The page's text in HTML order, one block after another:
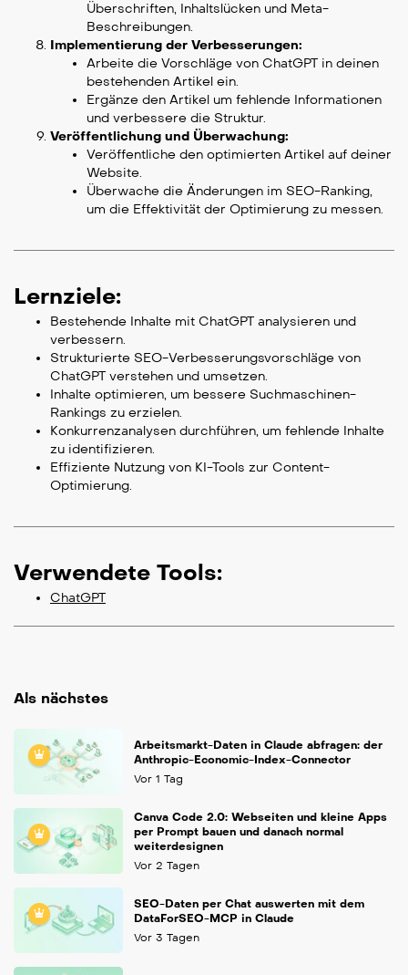
Überschriften, Inhaltslücken und Meta-
Beschreibungen.
Implementierung der Verbesserungen:
Arbeite die Vorschläge von ChatGPT in deinen
bestehenden Artikel ein.
Ergänze den Artikel um fehlende Informationen
und verbessere die Struktur.
Veröffentlichung und Überwachung:
Veröffentliche den optimierten Artikel auf deiner
Website.
Überwache die Änderungen im SEO-Ranking,
um die Effektivität der Optimierung zu messen.
Lernziele:
Bestehende Inhalte mit ChatGPT analysieren und
verbessern.
Strukturierte SEO-Verbesserungsvorschläge von
ChatGPT verstehen und umsetzen.
Inhalte optimieren, um bessere Suchmaschinen-
Rankings zu erzielen.
Konkurrenzanalysen durchführen, um fehlende Inhalte
zu identifizieren.
Effiziente Nutzung von KI-Tools zur Content-
Optimierung.
Verwendete Tools:
ChatGPT
Als nächstes
Arbeitsmarkt-Daten in Claude abfragen: der
Anthropic-Economic-Index-Connector
Vor 1 Tag
Canva Code 2.0: Webseiten und kleine Apps
per Prompt bauen und danach normal
weiterdesignen
Vor 2 Tagen
SEO-Daten per Chat auswerten mit dem
DataForSEO-MCP in Claude
Vor 3 Tagen